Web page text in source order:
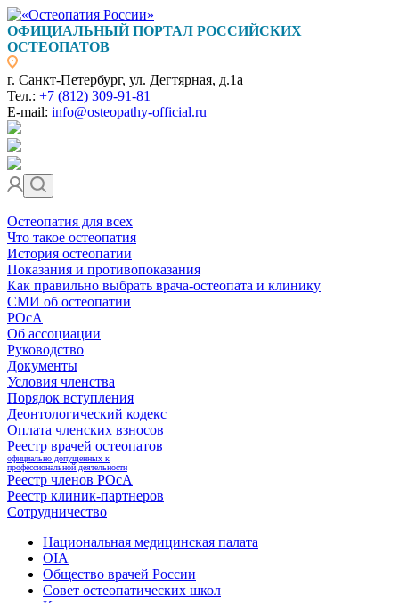
ОФИЦИАЛЬНЫЙ ПОРТАЛ РОССИЙСКИХ
ОСТЕОПАТОВ
г. Санкт-Петербург, ул. Дегтярная, д.1а
Тел.: +7 (812) 309-91-81
E-mail: info@osteopathy-official.ru
Остеопатия для всех
Что такое остеопатия
История остеопатии
Показания и противопоказания
Как правильно выбрать врача-остеопата и клинику
СМИ об остеопатии
РОсА
Об ассоциации
Руководство
Документы
Условия членства
Порядок вступления
Деонтологический кодекс
Оплата членских взносов
Реестр врачей остеопатов
официально допущенных к
профессиональной деятельности
Реестр членов РОсА
Реестр клиник-партнеров
Сотрудничество
Национальная медицинская палата
OIA
Общество врачей России
Совет остеопатических школ